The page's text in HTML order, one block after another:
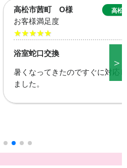
高松市茜町
に対応していただけて助かり
＞